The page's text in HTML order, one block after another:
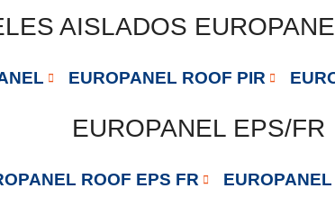
AISLADOS
EUROPANEL ROOF PIR
EUROPANEL EPS/FR
ROOF EPS FR